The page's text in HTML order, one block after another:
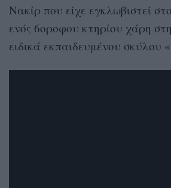
Νακίρ που είχε εγκλωβιστεί
ενός 6οροφου κτηρίου χάρη
ειδικά εκπαιδευμένου σκύλου